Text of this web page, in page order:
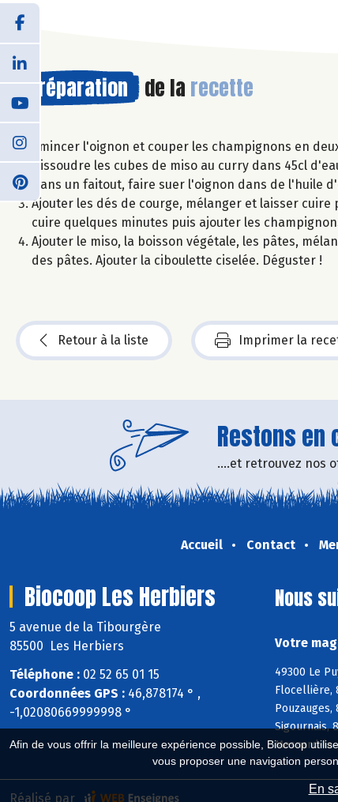
Afin de vous offrir la meilleure expérience possible, Biocoop
vous proposer une navigation
En
Préparation de la recette
Émincer l'oignon et couper les champignons en
Dissoudre les cubes de miso au curry dans 45cl
Dans un faitout, faire suer l'oignon dans de l'huile
Ajouter les dés de courge, mélanger et laisser
cuire quelques minutes puis ajouter les
Ajouter le miso, la boisson végétale, les pâtes,
des pâtes. Ajouter la ciboulette ciselée. Déguster !
Retour à la liste Imprimer la
Restons
....et retrouvez nos
Accueil Contact
Biocoop Les Herbiers
5 avenue de la Tibourgère
85500 Les Herbiers
Téléphone : 02 52 65 01 15
Coordonnées GPS : 46,878174 ° ,
-1,02080669999998 °
Nous
Votre
49300 Le
Flocellière,
Pouzauges,
Sigournais,
Mesnard-
Réalisé par